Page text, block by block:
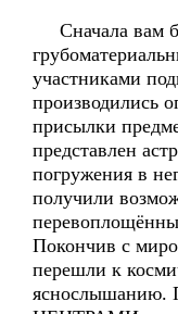
Сначала вам
участниками
производились
присылки
представлен
погружения в
получили
Покончив с
перешли к